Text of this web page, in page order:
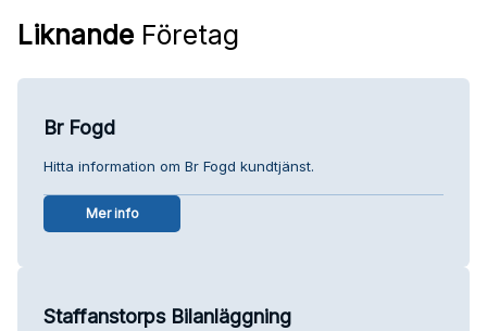
Liknande Företag
Br Fogd
Hitta information om Br Fogd kundtjänst.
Mer info
Staffanstorps Bilanläggning